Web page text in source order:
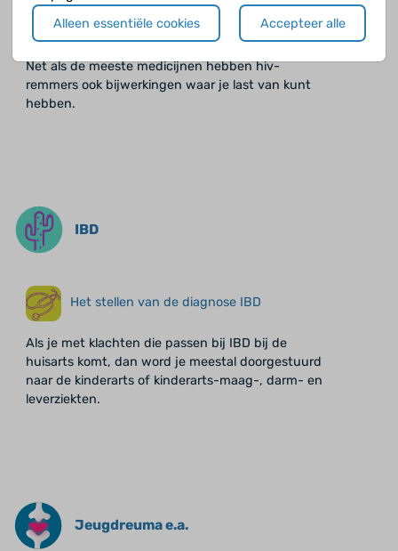
Verdieping - Bijwerkingen
Net als de meeste medicijnen hebben hiv-
remmers ook bijwerkingen waar je last van kunt
hebben.
IBD
Het stellen van de diagnose IBD
Als je met klachten die passen bij IBD bij de
huisarts komt, dan word je meestal doorgestuurd
naar de kinderarts of kinderarts-maag-, darm- en
leverziekten.
Jeugdreuma e.a.
Alleen essentiële cookies
Accepteer alle